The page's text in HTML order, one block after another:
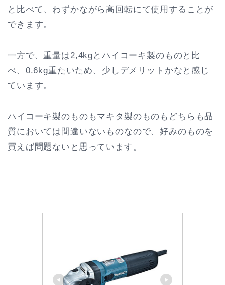
と比べて、わずかながら高回転にて使用することが
できます。
一方で、重量は2,4kgとハイコーキ製のものと比
べ、0.6kg重たいため、少しデメリットかなと感じ
ています。
ハイコーキ製のものもマキタ製のものもどちらも品
質においては間違いないものなので、好みのものを
買えば問題ないと思っています。